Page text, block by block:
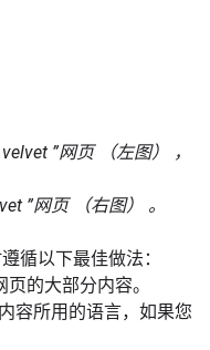
”网页 （左图）
，
”网页 （右图） 。
循以下最佳做法：
的大部分内容。
容所用的语言，如果您